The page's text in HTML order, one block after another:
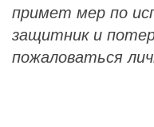
примет мер по
защитник и
пожаловаться